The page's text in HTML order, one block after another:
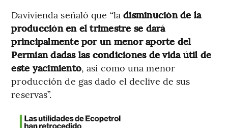
Davivienda señaló que “la disminución de la
producción en el trimestre se dará
principalmente por un menor aporte del
Permian dadas las condiciones de vida útil de
este yacimiento, así como una menor
producción de gas dado el declive de sus
reservas”.